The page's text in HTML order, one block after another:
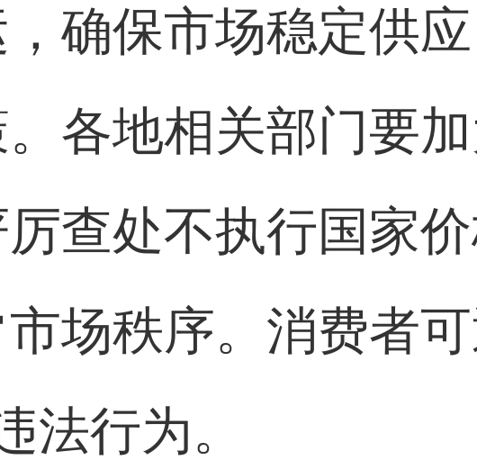
确保市场稳定供
各地相关部门要
查处不执行国家
场秩序。消费者
法行为。